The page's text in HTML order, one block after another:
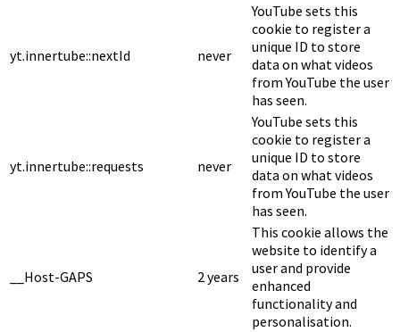
yt.innertube::nextId never
YouTube sets this
cookie to register a
unique ID to store
data on what videos
from YouTube the user
has seen.
yt.innertube::requests never
YouTube sets this
cookie to register a
unique ID to store
data on what videos
from YouTube the user
has seen.
__Host-GAPS 2 years
This cookie allows the
website to identify a
user and provide
enhanced
functionality and
personalisation.